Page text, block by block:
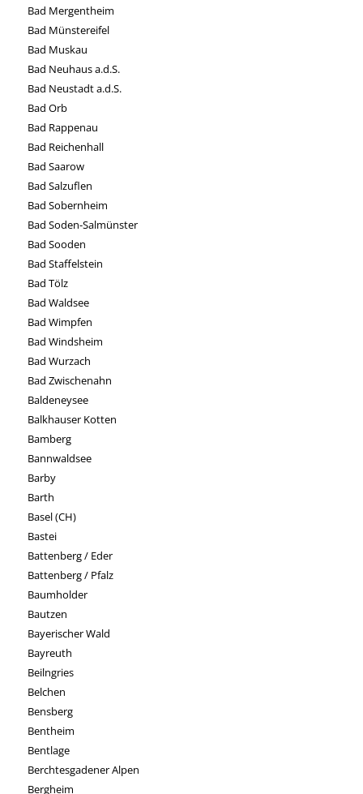
Bad Mergentheim
Bad Münstereifel
Bad Muskau
Bad Neuhaus a.d.S.
Bad Neustadt a.d.S.
Bad Orb
Bad Rappenau
Bad Reichenhall
Bad Saarow
Bad Salzuflen
Bad Sobernheim
Bad Soden-Salmünster
Bad Sooden
Bad Staffelstein
Bad Tölz
Bad Waldsee
Bad Wimpfen
Bad Windsheim
Bad Wurzach
Bad Zwischenahn
Baldeneysee
Balkhauser Kotten
Bamberg
Bannwaldsee
Barby
Barth
Basel (CH)
Bastei
Battenberg / Eder
Battenberg / Pfalz
Baumholder
Bautzen
Bayerischer Wald
Bayreuth
Beilngries
Belchen
Bensberg
Bentheim
Bentlage
Berchtesgadener Alpen
Bergheim